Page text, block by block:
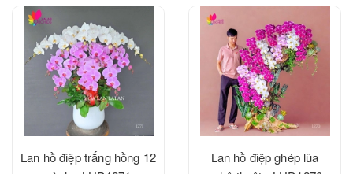
Lan hồ điệp trắng hồng 12
Lan hồ điệp ghép lũa